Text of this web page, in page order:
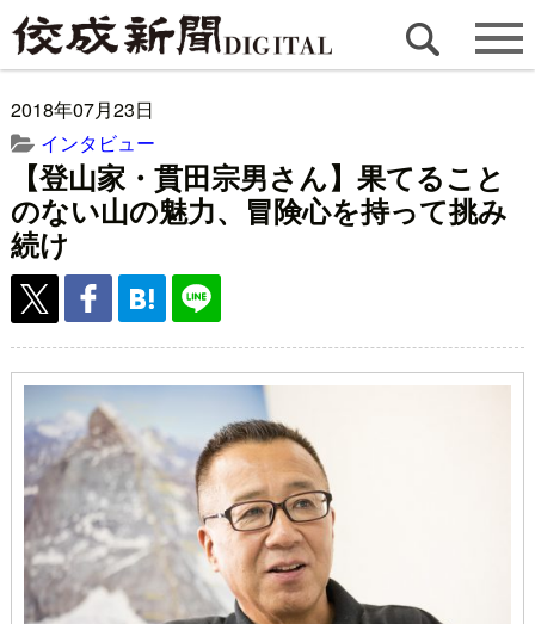
2018年07月23日
インタビュー
【登山家・貫田宗男さん】果てること
のない山の魅力、冒険心を持って挑み
続け